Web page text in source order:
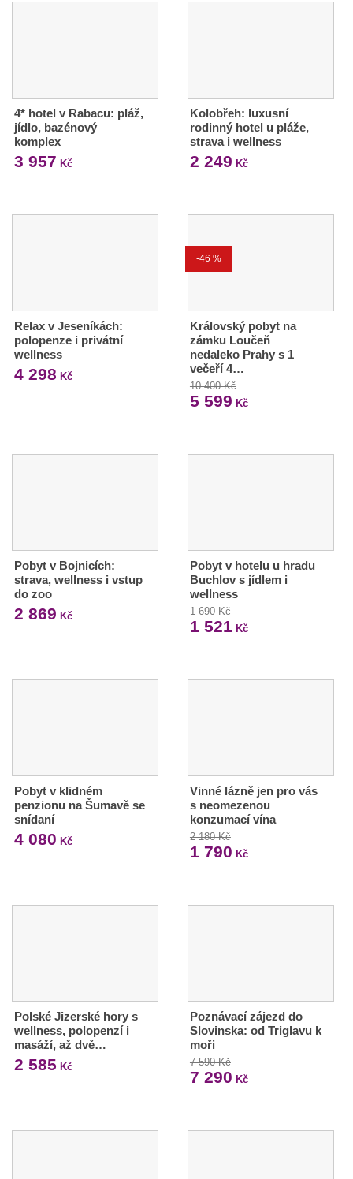
4* hotel v Rabacu: pláž,
jídlo, bazénový
komplex
3 957 Kč
Kolobřeh: luxusní
rodinný hotel u pláže,
strava i wellness
2 249 Kč
Relax v Jeseníkách:
polopenze i privátní
wellness
4 298 Kč
-46 %
Královský pobyt na
zámku Loučeň
nedaleko Prahy s 1
večeří 4…
10 400 Kč
5 599 Kč
Pobyt v Bojnicích:
strava, wellness i vstup
do zoo
2 869 Kč
Pobyt v hotelu u hradu
Buchlov s jídlem i
wellness
1 690 Kč
1 521 Kč
Pobyt v klidném
penzionu na Šumavě se
snídaní
4 080 Kč
Vinné lázně jen pro vás
s neomezenou
konzumací vína
2 180 Kč
1 790 Kč
Polské Jizerské hory s
wellness, polopenzí i
masáží, až dvě…
2 585 Kč
Poznávací zájezd do
Slovinska: od Triglavu k
moři
7 590 Kč
7 290 Kč